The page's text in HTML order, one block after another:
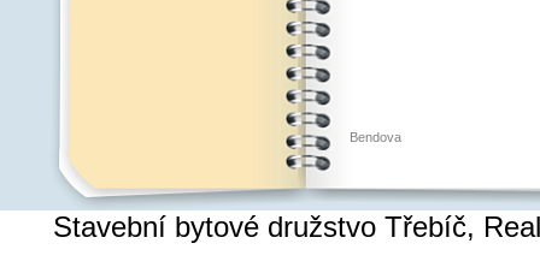
Bendova
Stavební bytové družstvo Třebíč,